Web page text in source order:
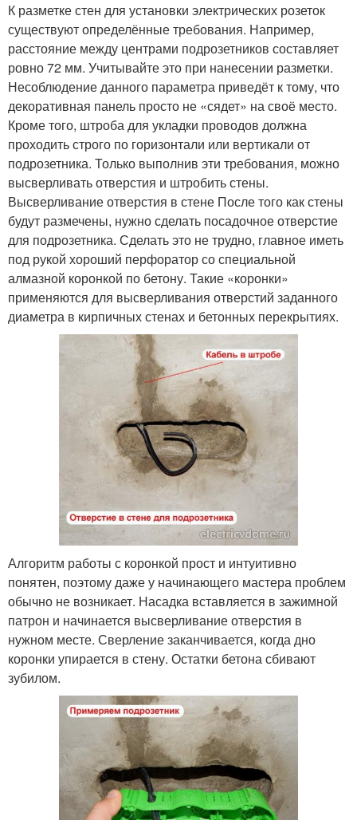
К разметке стен для установки электрических розеток
существуют определённые требования. Например,
расстояние между центрами подрозетников составляет
ровно 72 мм. Учитывайте это при нанесении разметки.
Несоблюдение данного параметра приведёт к тому, что
декоративная панель просто не «сядет» на своё место.
Кроме того, штроба для укладки проводов должна
проходить строго по горизонтали или вертикали от
подрозетника. Только выполнив эти требования, можно
высверливать отверстия и штробить стены.
Высверливание отверстия в стене После того как стены
будут размечены, нужно сделать посадочное отверстие
для подрозетника. Сделать это не трудно, главное иметь
под рукой хороший перфоратор со специальной
алмазной коронкой по бетону. Такие «коронки»
применяются для высверливания отверстий заданного
диаметра в кирпичных стенах и бетонных перекрытиях.
Алгоритм работы с коронкой прост и интуитивно
понятен, поэтому даже у начинающего мастера проблем
обычно не возникает. Насадка вставляется в зажимной
патрон и начинается высверливание отверстия в
нужном месте. Сверление заканчивается, когда дно
коронки упирается в стену. Остатки бетона сбивают
зубилом.